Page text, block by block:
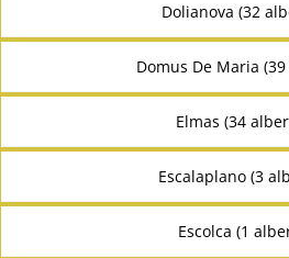
Dolianova (32
Domus De Maria
Elmas (34
Escalaplano (3
Escolca (1